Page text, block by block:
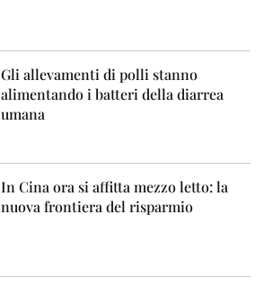
Gli allevamenti di polli stanno
alimentando i batteri della diarrea
umana
In Cina ora si affitta mezzo letto: la
nuova frontiera del risparmio